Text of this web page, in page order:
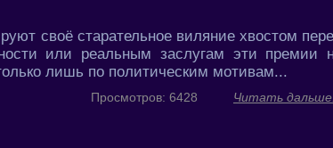
своё старательное виляние хвостом
или реальным заслугам эти премии
лишь по политическим мотивам...
Читать
Просмотров: 6428